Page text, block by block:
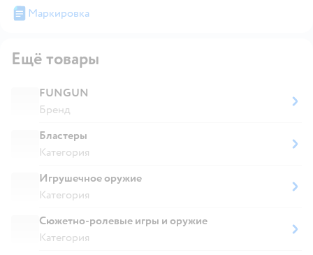
Маркировка
Ещё товары
FUNGUN
Бренд
Бластеры
Категория
Игрушечное оружие
Категория
Сюжетно-ролевые игры и оружие
Категория